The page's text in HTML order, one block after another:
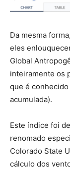
Da mesma
eles
Global
inteiramente os
que é
acumulada).
Este índice foi
renomado
Colorado State
cálculo dos